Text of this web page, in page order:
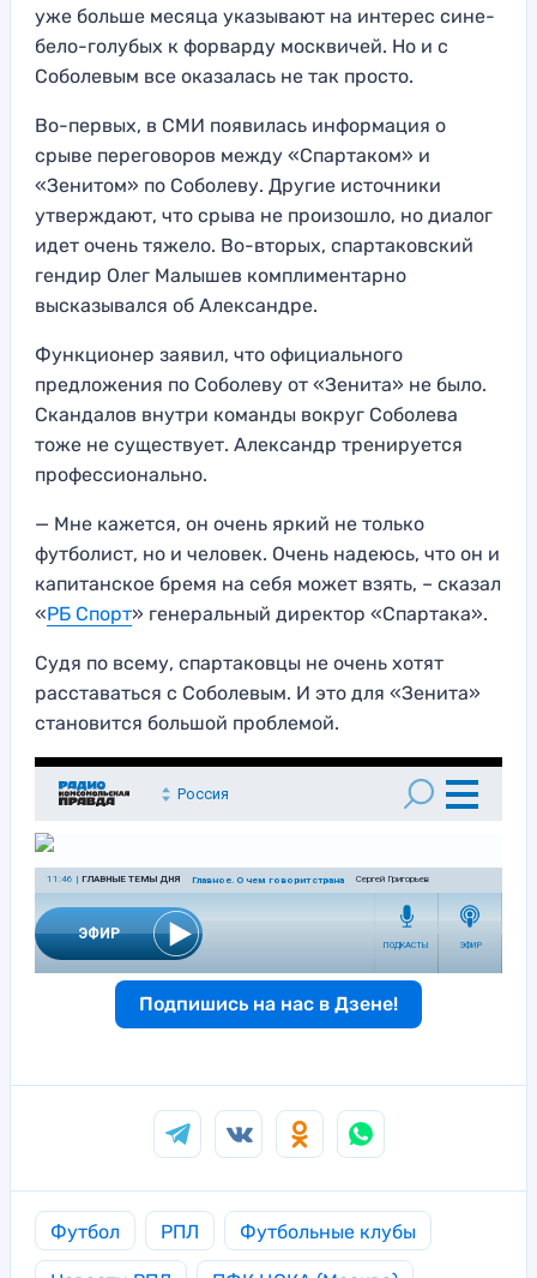
уже больше месяца указывают на интерес сине-
бело-голубых к форварду москвичей. Но и с
Соболевым все оказалась не так просто.
Во-первых, в СМИ появилась информация о
срыве переговоров между «Спартаком» и
«Зенитом» по Соболеву. Другие источники
утверждают, что срыва не произошло, но диалог
идет очень тяжело. Во-вторых, спартаковский
гендир Олег Малышев комплиментарно
высказывался об Александре.
Функционер заявил, что официального
предложения по Соболеву от «Зенита» не было.
Скандалов внутри команды вокруг Соболева
тоже не существует. Александр тренируется
профессионально.
— Мне кажется, он очень яркий не только
футболист, но и человек. Очень надеюсь, что он и
капитанское бремя на себя может взять, – сказал
«РБ Спорт» генеральный директор «Спартака».
Судя по всему, спартаковцы не очень хотят
расставаться с Соболевым. И это для «Зенита»
становится большой проблемой.
Подпишись на нас в Дзене!
Футбол РПЛ Футбольные клубы